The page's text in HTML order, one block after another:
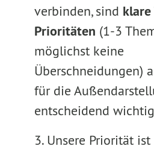
verbinden, sind
Prioritäten (1-3
möglichst keine
Überschneidungen)
für die
entscheidend
3. Unsere Priorität ist